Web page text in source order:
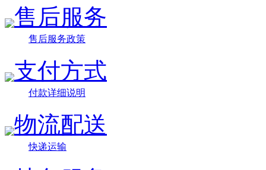
售后服务
售后服务政策
支付方式
付款详细说明
物流配送
快递运输